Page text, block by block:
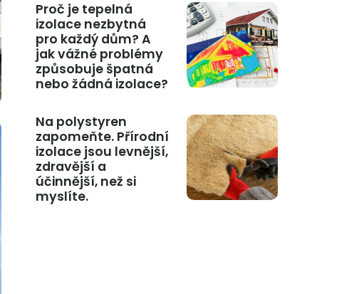
Proč je tepelná
izolace nezbytná
pro každý dům? A
jak vážné problémy
způsobuje špatná
nebo žádná izolace?
Na polystyren
zapomeňte. Přírodní
izolace jsou levnější,
zdravější a
účinnější, než si
myslíte.